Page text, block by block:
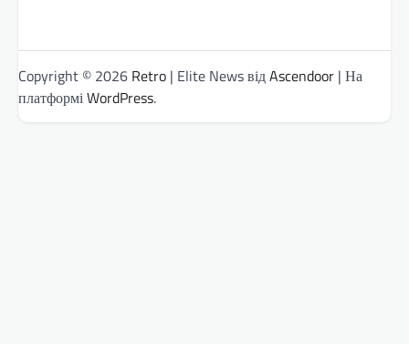
Copyright © 2026 Retro | Elite News відAscendoor | На
платформіWordPress.